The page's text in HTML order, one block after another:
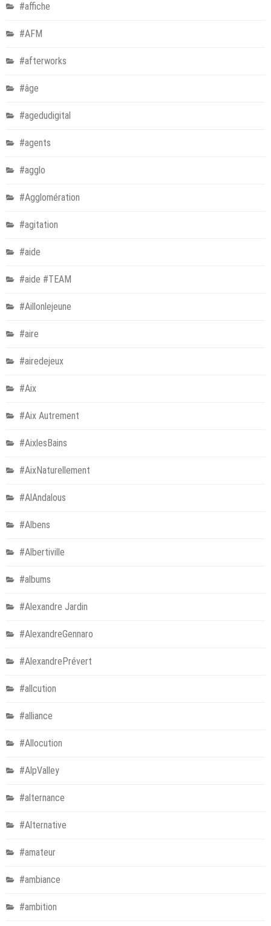
#affiche
#AFM
#afterworks
#âge
#agedudigital
#agents
#agglo
#Agglomération
#agitation
#aide
#aide #TEAM
#Aillonlejeune
#aire
#airedejeux
#Aix
#Aix Autrement
#AixlesBains
#AixNaturellement
#AlAndalous
#Albens
#Albertiville
#albums
#Alexandre Jardin
#AlexandreGennaro
#AlexandrePrévert
#allcution
#alliance
#Allocution
#AlpValley
#alternance
#Alternative
#amateur
#ambiance
#ambition